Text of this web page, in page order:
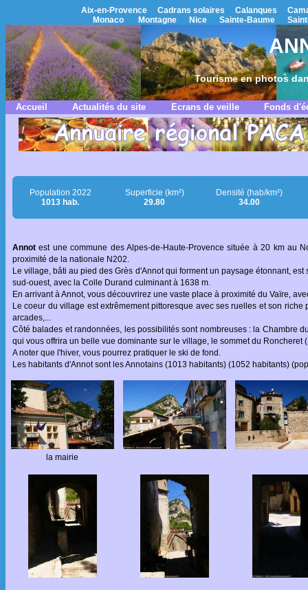
Aix-en-Provence Cadrans solaires Calanques
Monaco
Montagne Nice Sainte-Baume
Tourisme en photos
Accueil Actualités du site Ecrans de veille Fonds
Population 2022
1013 hab.
Superficie (km²)
29.80
Densité (hab/km²)
34.00
Annot est une commune des Alpes-de-Haute-Provence située à 20 km au
proximité de la nationale N202.
Le village, bâti au pied des Grès d'Annot qui forment un paysage étonnant,
sud-ouest, avec la Colle Durand culminant à 1638 m.
En arrivant à Annot, vous découvrirez une vaste place à proximité du Vaïre,
Le coeur du village est extrêmement pittoresque avec ses ruelles et son
arcades,...
Côté balades et randonnées, les possibilités sont nombreuses : la Chambre
qui vous offrira un belle vue dominante sur le village, le sommet du Roncheret
A noter que l'hiver, vous pourrez pratiquer le ski de fond.
Les habitants d'Annot sont les Annotains (1013 habitants) (1052 habitants)
la mairie